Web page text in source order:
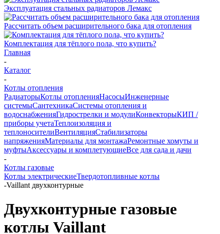
Эксплуатация стальных радиаторов Лемакс
Рассчитать объем расширительного бака для отопления
Комплектация для тёплого пола, что купить?
Главная
-
Каталог
-
Котлы отопления
РадиаторыКотлы отопленияНасосыИнженерные
системыСантехникаСистемы отопления и
водоснабженияГидрострелки и модулиКонвекторыКИП /
приборы учетаТеплоизоляция и
теплоносителиВентиляцияСтабилизаторы
напряженияМатериалы для монтажаРемонтные хомуты и
муфтыАксессуары и комплетующиеВсе для сада и дачи
-
Котлы газовые
Котлы электрическиеТвердотопливные котлы
-Vaillant двухконтурные
Двухконтурные газовые
котлы Vaillant